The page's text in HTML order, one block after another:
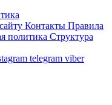
Контакты Правила
политика Структура
telegram viber